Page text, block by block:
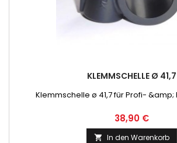
KLEMMSCHELLE Ø 41,7
Klemmschelle ø 41,7 für Profi-
Preis
38,90 €
 In den Warenkorb